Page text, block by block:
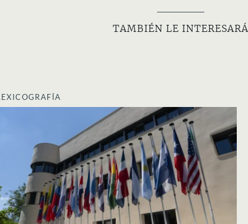
TAMBIÉN LE INTERESARÁ
LEXICOGRAFÍA